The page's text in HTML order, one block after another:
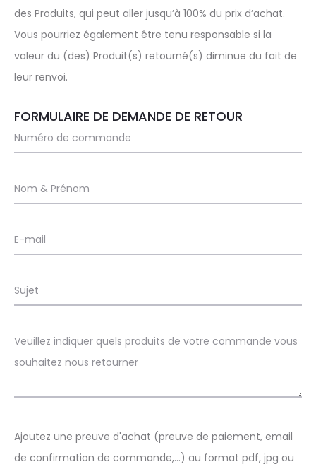
des Produits, qui peut aller jusqu’à 100% du prix d’achat.
Vous pourriez également être tenu responsable si la
valeur du (des) Produit(s) retourné(s) diminue du fait de
leur renvoi.
FORMULAIRE DE DEMANDE DE RETOUR
Ajoutez une preuve d'achat (preuve de paiement, email
de confirmation de commande,...) au format pdf, jpg ou